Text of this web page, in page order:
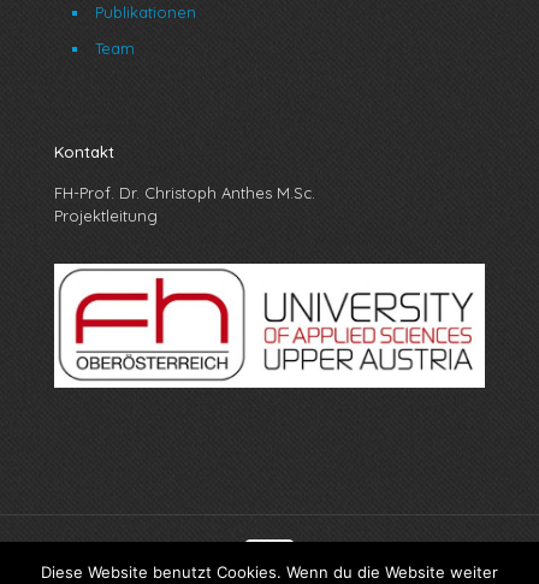
Publikationen
Team
Kontakt
FH-Prof. Dr. Christoph Anthes M.Sc.
Projektleitung
Diese Website benutzt Cookies. Wenn du die Website weiter